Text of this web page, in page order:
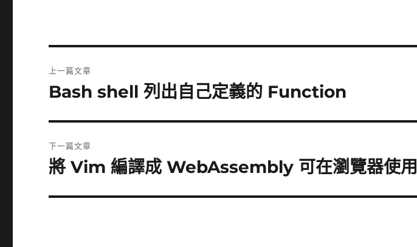
章
上一篇文章
上
篇
文
章:
Bash shell 列出自己定義的 Function
下一篇文章
下
篇
將 Vim 編譯成 WebAssembly 可在瀏覽器使用